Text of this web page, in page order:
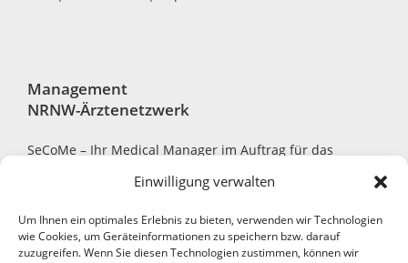
Einwilligung verwalten
Um Ihnen ein optimales Erlebnis zu bieten, verwenden wir Technologien
wie Cookies, um Geräteinformationen zu speichern bzw. darauf
zuzugreifen. Wenn Sie diesen Technologien zustimmen, können wir
Management
NRNW-Ärztenetzwerk
SeCoMe – Ihr Medical Manager im Auftrag für das